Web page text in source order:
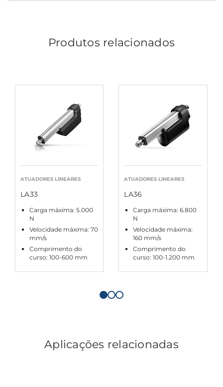
Produtos relacionados
ATUADORES LINEARES
LA33
Carga máxima: 5.000
N
Velocidade máxima: 70
mm/s
Comprimento do
curso: 100-600 mm
ATUADORES LINEARES
LA36
Carga máxima: 6.800
N
Velocidade máxima:
160 mm/s
Comprimento do
curso: 100-1.200 mm
Aplicações relacionadas